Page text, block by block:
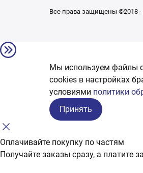
Все права защищены ©2018 -
Мы используем файлы
сookies в настройках
условиями политики
Принять
Оплачивайте покупку по частям
Получайте заказы сразу, а платите